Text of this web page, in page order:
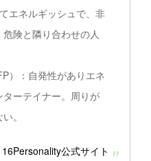
エネルギッシュで、非
険と隣り合わせの人
）：自発性がありエネ
ーテイナー。周りが
。
公式サイト